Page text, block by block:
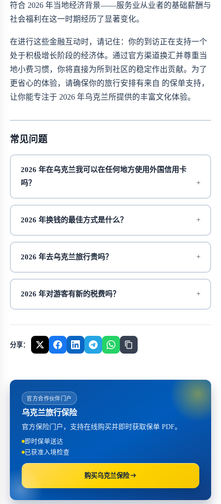
符合 2026 年当地经济背景——服务业从业者的基础薪酬与
社会福利在这一时期经历了显著变化。
在进行这些金融互动时，请记住：你的到访正在支持一个
处于积极增长阶段的经济体。通过官方渠道换汇并尊重当
地小费习惯，你将直接为所到社区的稳定作出贡献。为了
更省心的体验，请确保你的旅行安排有来自 的保单支持，
让你能专注于 2026 年乌克兰所提供的丰富文化体验。
常见问题
2026 年在乌克兰我可以在任何地方使用外国信用卡
吗？
2026 年换钱的最佳方式是什么？
2026 年去乌克兰旅行贵吗？
2026 年对游客有新的税费吗？
分享：
官方合作伙伴门户
乌克兰旅行保险
官方保险门户，支持在线购买并即时获取保单 PDF。
即时保单送达
已获准入境检查
购买乌克兰保险